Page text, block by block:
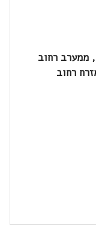
ממערב רחוב
רחוב